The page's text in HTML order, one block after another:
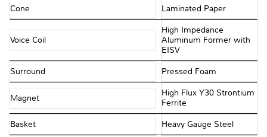
Cone Laminated Paper
Voice Coil
High Impedance
Aluminum Former with
EISV
Surround Pressed Foam
Magnet
High Flux Y30 Strontium
Ferrite
Basket Heavy Gauge Steel